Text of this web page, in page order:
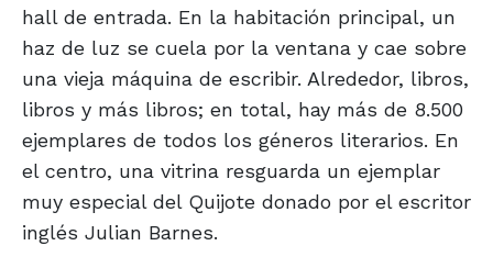
hall de entrada. En la habitación principal, un
haz de luz se cuela por la ventana y cae sobre
una vieja máquina de escribir. Alrededor, libros,
libros y más libros; en total, hay más de 8.500
ejemplares de todos los géneros literarios. En
el centro, una vitrina resguarda un ejemplar
muy especial del Quijote donado por el escritor
inglés Julian Barnes.